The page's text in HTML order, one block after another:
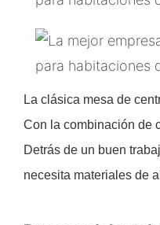
La clásica mesa de
Con la combinación de
Detrás de un buen
necesita materiales de